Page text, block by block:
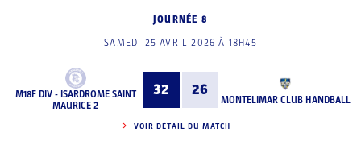
JOURNÉE 8
SAMEDI 25 AVRIL 2026 À 18H45
M18F DIV - ISARDROME SAINT
MAURICE 2
32 26
MONTELIMAR CLUB HANDBALL
VOIR DÉTAIL DU MATCH